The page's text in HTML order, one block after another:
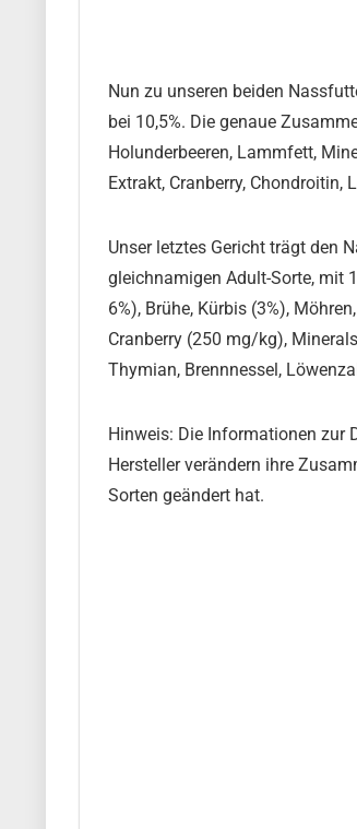
Nun zu unseren beiden
bei 10,5%. Die genaue
Holunderbeeren, Lammfett,
Extrakt, Cranberry, Chondroitin,
Unser letztes Gericht trägt den
gleichnamigen Adult-Sorte, mit
6%), Brühe, Kürbis (3%),
Cranberry (250 mg/kg),
Thymian, Brennnessel,
Hinweis: Die Informationen zur
Hersteller verändern ihre
Sorten geändert hat.